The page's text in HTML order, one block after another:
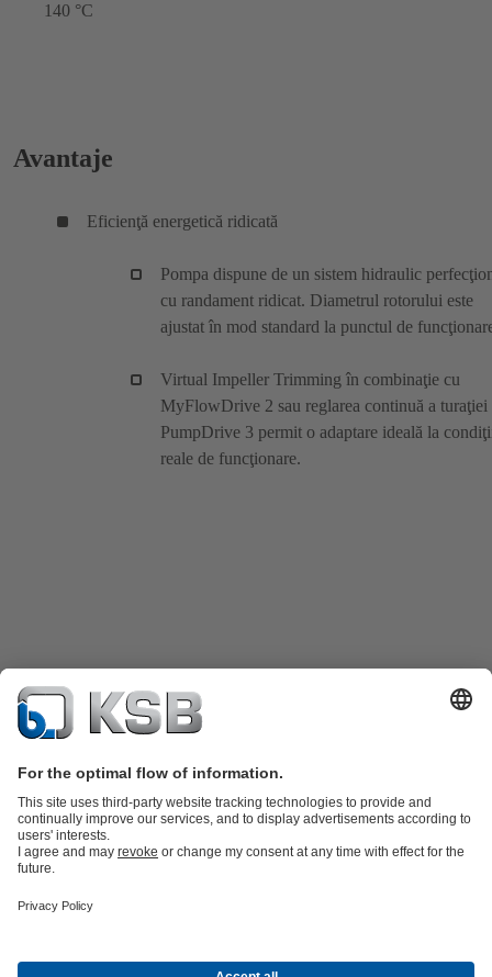
140 °C
Avantaje
Eficienţă energetică ridicată
Pompa dispune de un sistem hidraulic
cu randament ridicat. Diametrul rotorului este
ajustat în mod standard la punctul de
Virtual Impeller Trimming în combinaţie cu
MyFlowDrive 2 sau reglarea continuă a turaţiei
PumpDrive 3 permit o adaptare ideală la
reale de funcţionare.